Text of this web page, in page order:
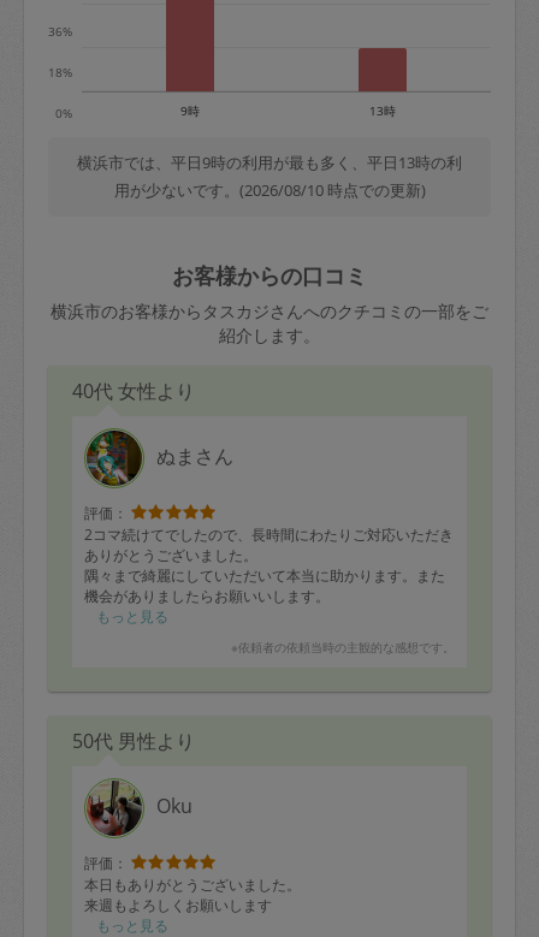
0%
18%
36%
9時 13時
横浜市では、平日9時の利用が最も多く、平日13時の利
用が少ないです。(2026/08/10 時点での更新)
お客様からの口コミ
横浜市のお客様からタスカジさんへのクチコミの一部をご
紹介します。
40代 女性より
ぬまさん
評価：
2コマ続けてでしたので、長時間にわたりご対応いただき
ありがとうございました。
隅々まで綺麗にしていただいて本当に助かります。また
機会がありましたらお願いいします。
もっと見る
※依頼者の依頼当時の主観的な感想です。
50代 男性より
Oku
評価：
本日もありがとうございました。
来週もよろしくお願いします
もっと見る